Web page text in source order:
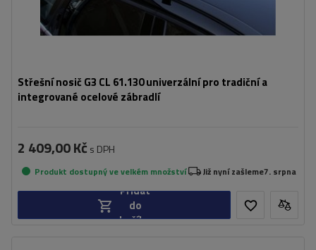
Střešní nosič G3 CL 61.130 univerzální pro tradiční a
integrované ocelové zábradlí
2 409,00 Kč s DPH
Produkt dostupný ve velkém množství Již nyní zašleme7. srpna
Přidat
do
košíku